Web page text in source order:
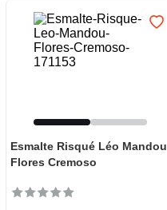
Esmalte Risqué Léo Mandou
Flores Cremoso